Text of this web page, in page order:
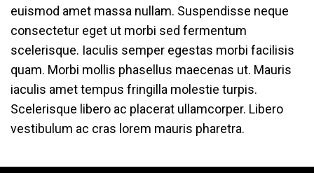
euismod amet massa nullam. Suspendisse neque
consectetur eget ut morbi sed fermentum
scelerisque. Iaculis semper egestas morbi facilisis
quam. Morbi mollis phasellus maecenas ut. Mauris
iaculis amet tempus fringilla molestie turpis.
Scelerisque libero ac placerat ullamcorper. Libero
vestibulum ac cras lorem mauris pharetra.